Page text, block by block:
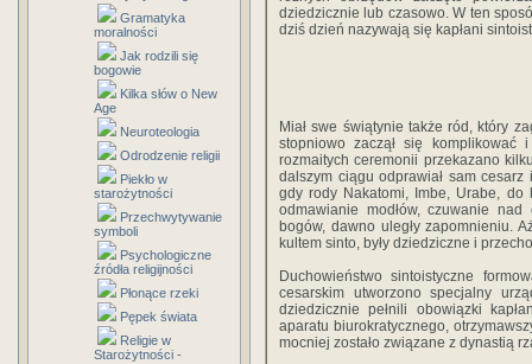
Gramatyka
moralności
Jak rodzili się
bogowie
Kilka słów o New
Age
Neuroteologia
Odrodzenie religii
Piekło w
starożytności
Przechwytywanie
symboli
Psychologiczne
źródła religijności
Płonące rzeki
Pępek świata
Religie w
Starożytności -
dziedzicznie lub czasowo. W ten
dziś dzień nazywają się kapłani
Miał swe świątynie także ród, który
stopniowo zaczął się komplikować
rozmaitych ceremonii przekazano
dalszym ciągu odprawiał sam
gdy rody Nakatomi, Imbe, Urabe, do
odmawianie modłów, czuwanie
bogów, dawno uległy zapomnieniu.
kultem sinto, były dziedziczne i
Duchowieństwo sintoistyczne
cesarskim utworzono specjalny
dziedzicznie pełnili obowiązki
aparatu biurokratycznego,
mocniej zostało związane z dynastią